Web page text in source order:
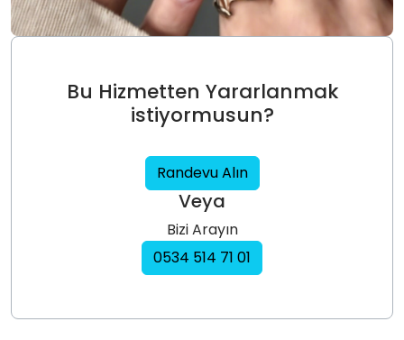
Bu Hizmetten Yararlanmak
istiyormusun?
Randevu Alın
Veya
Bizi Arayın
0534 514 71 01